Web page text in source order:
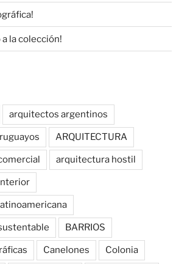
a la colección!
arquitectos argentinos
ARQUITECTURA
arquitectura hostil
BARRIOS
Canelones Colonia